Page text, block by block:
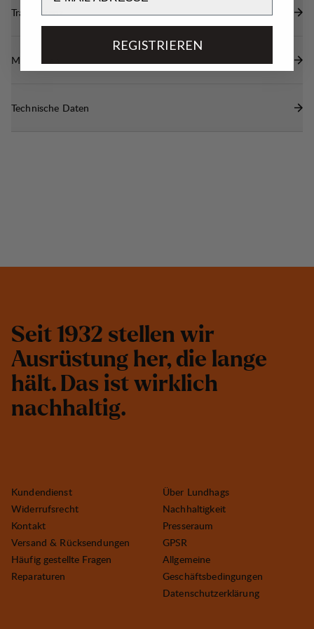
Transparenz
Materialien
Technische Daten
Seit 1932 stellen wir
Ausrüstung her, die lange
hält. Das ist wirklich
nachhaltig.
Kundendienst
Widerrufsrecht
Kontakt
Versand & Rücksendungen
Häufig gestellte Fragen
Reparaturen
Über Lundhags
Nachhaltigkeit
Presseraum
GPSR
Allgemeine
Geschäftsbedingungen
Datenschutzerklärung
REGISTRIEREN